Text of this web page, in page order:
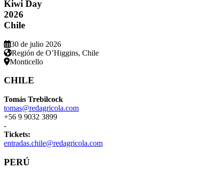
Kiwi Day
2026
Chile
30 de julio 2026
Región de O’Higgins, Chile
Monticello
CHILE
Tomás Trebilcock
tomas@redagricola.com
+56 9 9032 3899
-
Tickets:
entradas.chile@redagricola.com
PERÚ